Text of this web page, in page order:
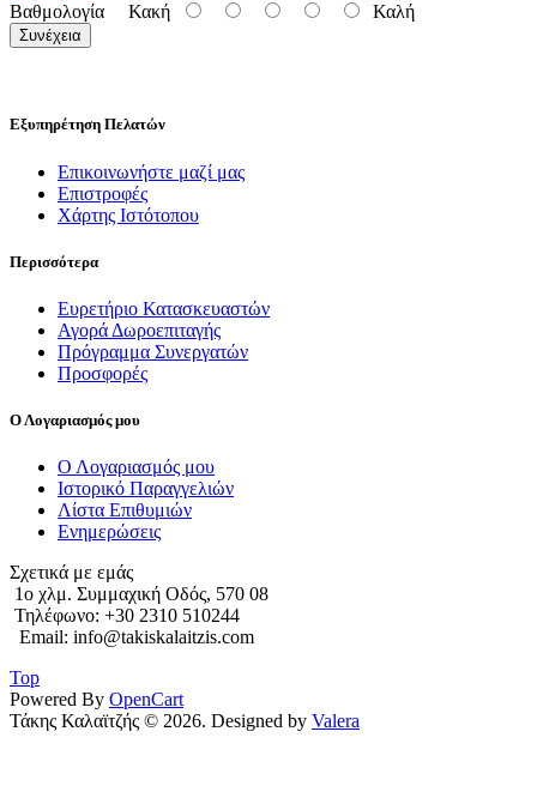
Βαθμολογία Κακή Καλή
Συνέχεια
Εξυπηρέτηση Πελατών
Επικοινωνήστε μαζί μας
Επιστροφές
Χάρτης Ιστότοπου
Περισσότερα
Ευρετήριο Κατασκευαστών
Αγορά Δωροεπιταγής
Πρόγραμμα Συνεργατών
Προσφορές
Ο Λογαριασμός μου
Ο Λογαριασμός μου
Ιστορικό Παραγγελιών
Λίστα Επιθυμιών
Ενημερώσεις
Σχετικά με εμάς
1o χλμ. Συμμαχική Οδός, 570 08
Τηλέφωνο: +30 2310 510244
Email: info@takiskalaitzis.com
Top
Powered By OpenCart
Τάκης Καλαϊτζής © 2026. Designed by Valera